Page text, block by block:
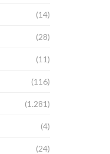
(14)
(28)
(11)
(116)
(1.281)
(4)
(24)